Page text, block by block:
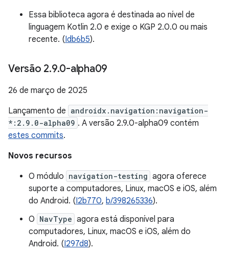
Essa biblioteca agora é destinada ao nível de
linguagem Kotlin 2.0 e exige o KGP 2.0.0 ou mais
recente. (Idb6b5).
Versão 2.9.0-alpha09
26 de março de 2025
Lançamento de androidx.navigation:navigation-
*:2.9.0-alpha09 . A versão 2.9.0-alpha09 contém
estes commits.
Novos recursos
O módulo navigation-testing agora oferece
suporte a computadores, Linux, macOS e iOS, além
do Android. (I2b770, b/398265336).
O NavType agora está disponível para
computadores, Linux, macOS e iOS, além do
Android. (I297d8).